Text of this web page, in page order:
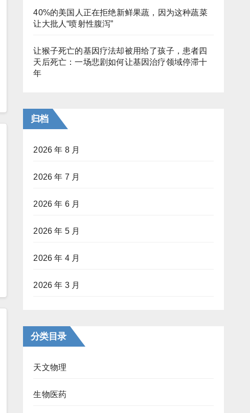
40%的美国人正在拒绝新鲜果蔬，因为这种蔬菜
让大批人“喷射性腹泻”
让猴子死亡的基因疗法却被用给了孩子，患者四
天后死亡：一场悲剧如何让基因治疗领域停滞十
年
归档
2026 年 8 月
2026 年 7 月
2026 年 6 月
2026 年 5 月
2026 年 4 月
2026 年 3 月
分类目录
天文物理
生物医药